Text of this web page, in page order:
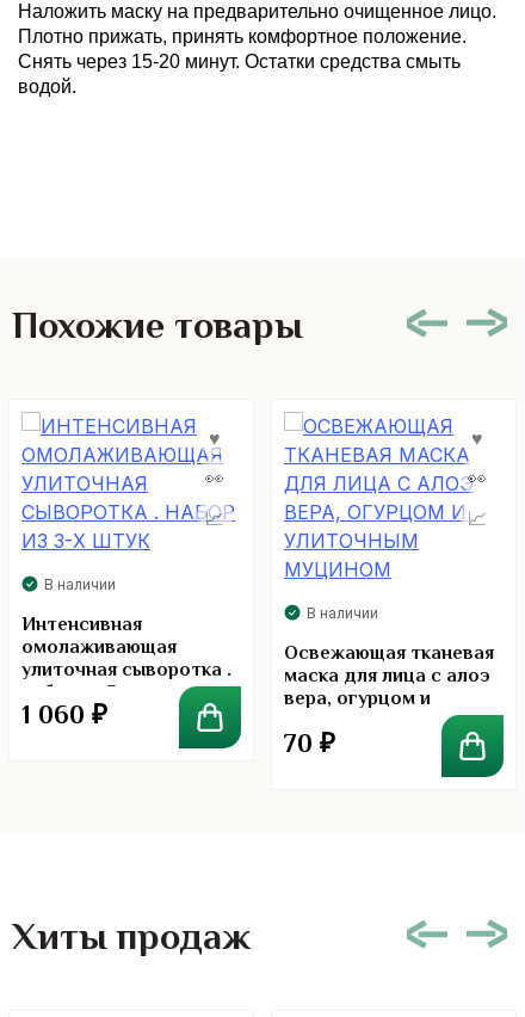
Наложить маску на предварительно очищенное лицо.
Плотно прижать, принять комфортное положение.
Снять через 15-20 минут. Остатки средства смыть
водой.
Похожие товары
В наличии
Интенсивная
омолаживающая
улиточная сыворотка .
набор из 3-х штук
1 060 ₽
В наличии
Освежающая тканевая
маска для лица с алоэ
вера, огурцом и
улиточным муцином
70 ₽
Хиты продаж